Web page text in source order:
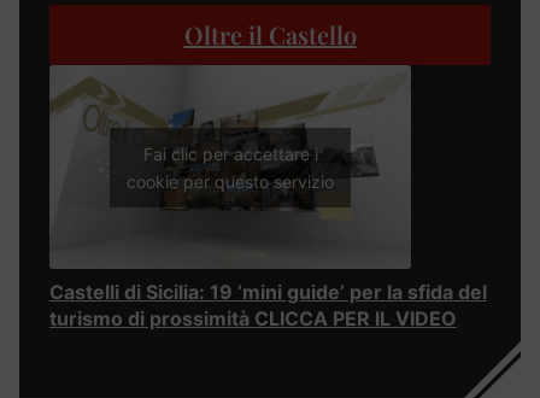
Oltre il Castello
Fai clic per accettare i
cookie per questo servizio
Castelli di Sicilia: 19 ‘mini guide’ per la sfida del
turismo di prossimità CLICCA PER IL VIDEO